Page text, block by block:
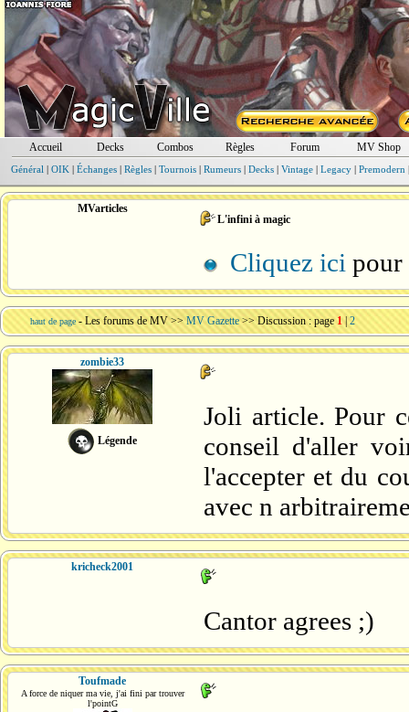
Accueil Decks Combos Règles Forum MV Shop
Général | OIK | Échanges| Règles| Tournois| Rumeurs| Decks| Vintage| Legacy| Premodern
MVarticles
L'infini à magic
Cliquez ici pour
haut de page -Les forums de MV>>MV Gazette>> Discussion : page1 |2
zombie33
Légende
Joli article. Pour
conseil d'aller
l'accepter et du
avec n
kricheck2001
Cantor agrees ;)
Toufmade
A force de niquer ma vie, j'ai fini par trouver
l'pointG